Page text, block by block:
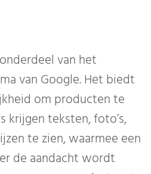
van het
van Google. Het biedt
om producten te
krijgen teksten, foto’s,
te zien, waarmee een
de aandacht wordt